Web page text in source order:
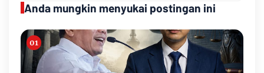
Anda mungkin menyukai postingan ini